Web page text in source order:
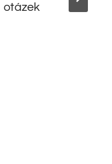
otázek